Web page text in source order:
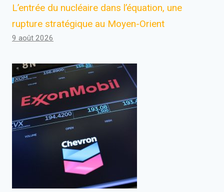
L’entrée du nucléaire dans l’équation, une
rupture stratégique au Moyen-Orient
9 août 2026